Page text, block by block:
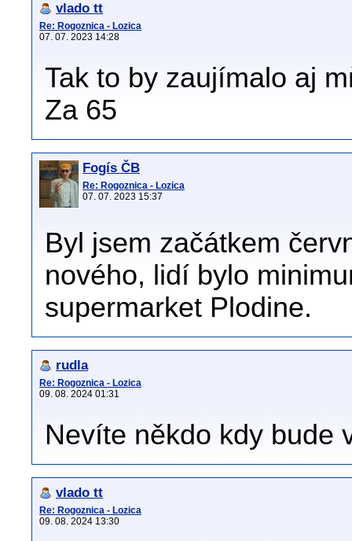
vlado tt
Re: Rogoznica - Lozica
07. 07. 2023 14:28
Tak to by zaujímalo aj
Za 65
Fogís ČB
Re: Rogoznica - Lozica
07. 07. 2023 15:37
Byl jsem začátkem
nového, lidí bylo
supermarket Plodine.
rudla
Re: Rogoznica - Lozica
09. 08. 2024 01:31
Nevíte někdo kdy bude
vlado tt
Re: Rogoznica - Lozica
09. 08. 2024 13:30